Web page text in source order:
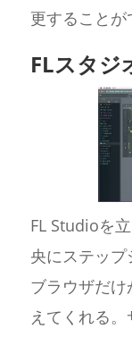
更することが
FLスタジ
FL Studioを
央にステッ
ブラウザだ
えてくれる